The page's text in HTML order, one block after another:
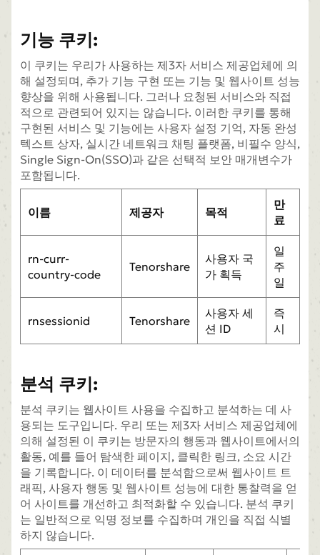
기능 쿠키:
이 쿠키는 우리가 사용하는 제3자 서비스 제공업체에 의
해 설정되며, 추가 기능 구현 또는 기능 및 웹사이트 성능
향상을 위해 사용됩니다. 그러나 요청된 서비스와 직접
적으로 관련되어 있지는 않습니다. 이러한 쿠키를 통해
구현된 서비스 및 기능에는 사용자 설정 기억, 자동 완성
텍스트 상자, 실시간 네트워크 채팅 플랫폼, 비필수 양식,
Single Sign-On(SSO)과 같은 선택적 보안 매개변수가
포함됩니다.
이름 제공자 목적
만
료
rn-curr-
country-code
Tenorshare
사용자 국
가 획득
일
주
일
rnsessionid Tenorshare
사용자 세
션 ID
즉
시
분석 쿠키:
분석 쿠키는 웹사이트 사용을 수집하고 분석하는 데 사
용되는 도구입니다. 우리 또는 제3자 서비스 제공업체에
의해 설정된 이 쿠키는 방문자의 행동과 웹사이트에서의
활동, 예를 들어 탐색한 페이지, 클릭한 링크, 소요 시간
을 기록합니다. 이 데이터를 분석함으로써 웹사이트 트
래픽, 사용자 행동 및 웹사이트 성능에 대한 통찰력을 얻
어 사이트를 개선하고 최적화할 수 있습니다. 분석 쿠키
는 일반적으로 익명 정보를 수집하며 개인을 직접 식별
하지 않습니다.